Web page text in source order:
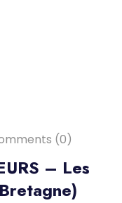
(0)
– Les